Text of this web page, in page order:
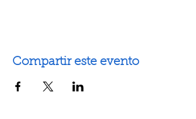
Compartir este evento